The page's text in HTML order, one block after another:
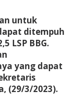
untuk
ditempuh
LSP BBG.
yang dapat
(29/3/2023).